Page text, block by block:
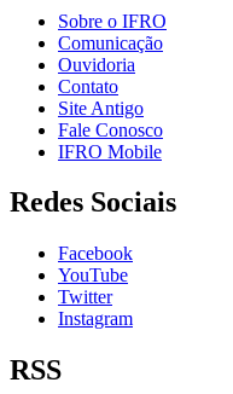
Sobre o IFRO
Comunicação
Ouvidoria
Contato
Site Antigo
Fale Conosco
IFRO Mobile
Redes Sociais
Facebook
YouTube
Twitter
Instagram
RSS